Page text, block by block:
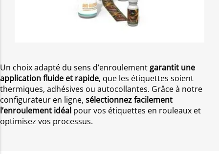
Un choix adapté du sens d’enroulement garantit une
application fluide et rapide, que les étiquettes soient
thermiques, adhésives ou autocollantes. Grâce à notre
configurateur en ligne, sélectionnez facilement
l’enroulement idéal pour vos étiquettes en rouleaux et
optimisez vos processus.